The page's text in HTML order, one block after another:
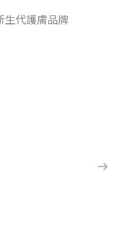
生代護膚品牌